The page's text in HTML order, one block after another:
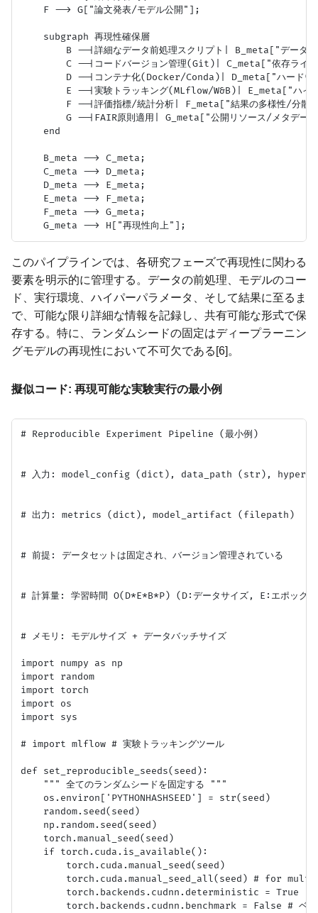
    F --> G["論文発表/モデル公開"];
    subgraph 再現性確保層
B --|詳細なデータ前処理スクリプト| B_meta["データメ
C --|コードバージョン管理(Git)| C_meta["依存ライブ
D --|コンテナ化(Docker/Conda)| D_meta["ハードウ
E --|実験トラッキング(MLflow/W&B)| E_meta["ハイパ
F --|評価指標/統計分析| F_meta["結果の多様性/分散
G --|FAIR原則適用| G_meta["公開リソース/メタデー
    end
    B_meta --> C_meta;
    C_meta --> D_meta;
    D_meta --> E_meta;
    E_meta --> F_meta;
    F_meta --> G_meta;
このパイプラインでは、各研究フェーズで再現性に関わる
要素を明示的に管理する。データの前処理、モデルのコー
ド、実行環境、ハイパーパラメータ、そして結果に至るま
で、可能な限り詳細な情報を記録し、共有可能な形式で保
存する。特に、ランダムシードの固定はディープラーニン
グモデルの再現性において不可欠である[6]。
擬似コード: 再現可能な実験実行の最小例
# Reproducible Experiment Pipeline (最小例)
# 入力: model_config (dict), data_path (str),
# 出力: metrics (dict), model_artifact (filepath)
# 前提: データセットは固定され、バージョン管理されている
# 計算量: 学習時間 O(D*E*B*P) (D:データサイズ, E:エポック,
# メモリ: モデルサイズ + データバッチサイズ
import numpy as np
import random
import torch
import os
import sys
# import mlflow # 実験トラッキングツール
def set_reproducible_seeds(seed):
    """ 全てのランダムシードを固定する """
    os.environ['PYTHONHASHSEED'] = str(seed)
    random.seed(seed)
    np.random.seed(seed)
    torch.manual_seed(seed)
    if torch.cuda.is_available():
        torch.cuda.manual_seed(seed)
torch.cuda.manual_seed_all(seed) # for
        torch.backends.cudnn.deterministic = True
torch.backends.cudnn.benchmark = False # ベンチ